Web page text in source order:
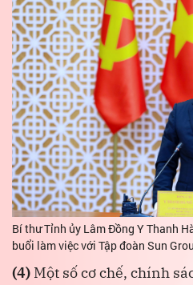
Bí thư Tỉnh ủy Lâm Đồng Y Thanh
buổi làm việc với Tập đoàn Sun
(4) Một số cơ chế, chính